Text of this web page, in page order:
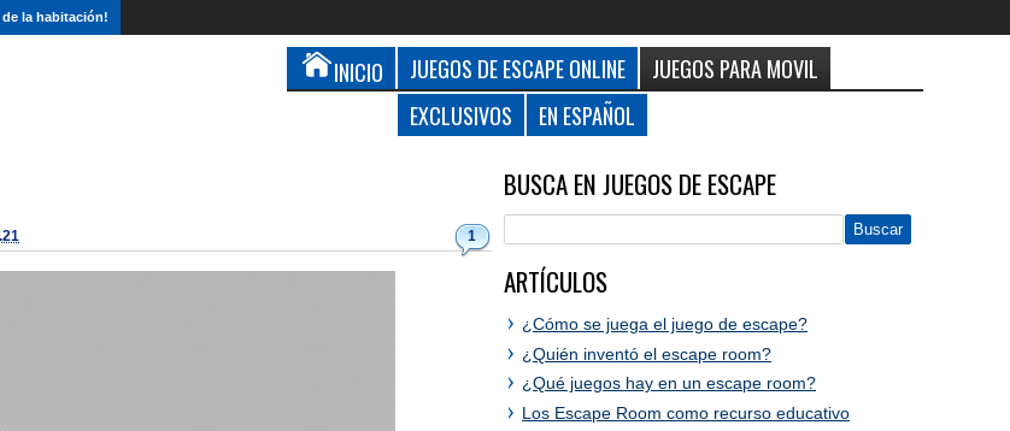
de la habitación!
INICIO JUEGOS DE ESCAPE ONLINE
JUEGOS PARA MOVIL
EXCLUSIVOS
EN ESPAÑOL
1
BUSCA EN JUEGOS DE ESCAPE
ARTÍCULOS
¿Cómo se juega el juego de escape?
¿Quién inventó el escape room?
¿Qué juegos hay en un escape room?
Los Escape Room como recurso educativo